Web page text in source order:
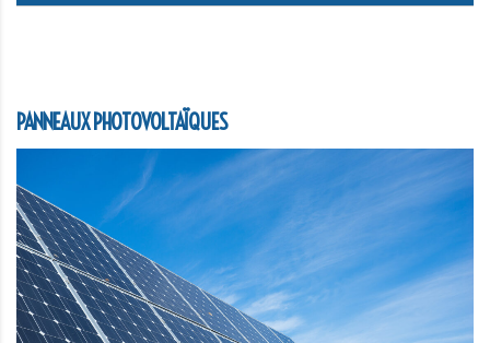
PANNEAUX PHOTOVOLTAÏQUES